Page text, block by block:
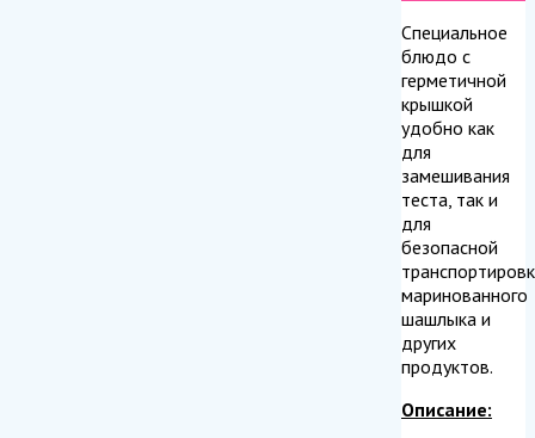
Специальное
блюдо с
герметичной
крышкой
удобно как
для
замешивания
теста, так и
для
безопасной
маринованного
шашлыка и
других
продуктов.
Описание: